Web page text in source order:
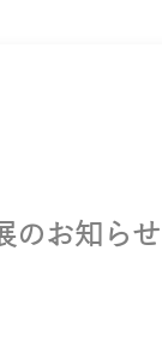
のお知らせ